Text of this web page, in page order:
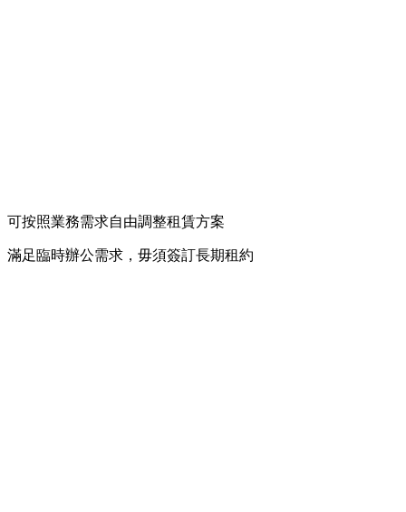
可按照業務需求自由調整租賃方案
滿足臨時辦公需求，毋須簽訂長期租約